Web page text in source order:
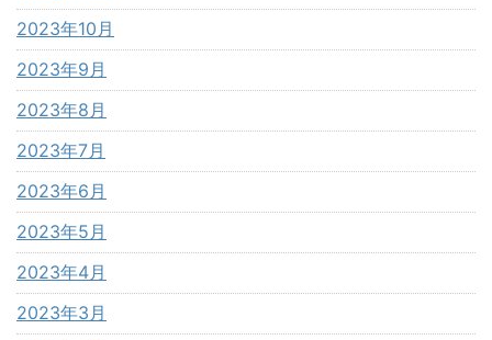
2023年10月
2023年9月
2023年8月
2023年7月
2023年6月
2023年5月
2023年4月
2023年3月